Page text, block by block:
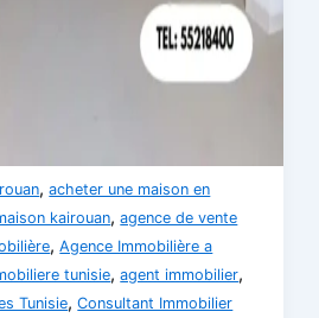
,acheter une maison en
kairouan,agence de vente
,Agence Immobilière a
tunisie,agent immobilier,
Tunisie,Consultant Immobilier